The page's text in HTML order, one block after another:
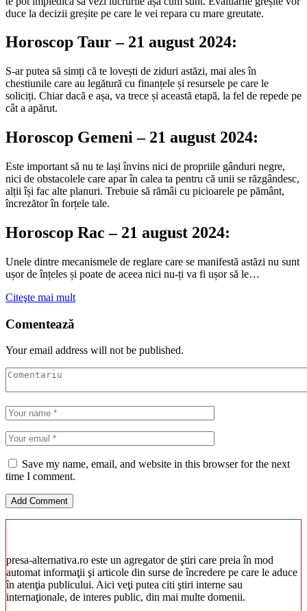
duce la decizii greșite pe care le vei repara cu mare greutate.
Horoscop Taur – 21 august 2024:
S-ar putea să simți că te lovești de ziduri astăzi, mai ales în
chestiunile care au legătură cu finanțele și resursele pe care le
soliciți. Chiar dacă e așa, va trece și această etapă, la fel de repede pe
cât a apărut.
Horoscop Gemeni – 21 august 2024:
Este important să nu te lași învins nici de propriile gânduri negre,
nici de obstacolele care apar în calea ta pentru că unii se răzgândesc,
alții își fac alte planuri. Trebuie să rămâi cu picioarele pe pământ,
încrezător în forțele tale.
Horoscop Rac – 21 august 2024:
Unele dintre mecanismele de reglare care se manifestă astăzi nu sunt
ușor de înțeles și poate de aceea nici nu-ți va fi ușor să le…
Citeşte mai mult
Comentează
Your email address will not be published.
Save my name, email, and website in this browser for the next
time I comment.
presa-alternativa.ro este un agregator de ştiri care preia în mod
automat informaţii şi articole din surse de încredere pe care le aduce
în atenţia publicului. Aici veţi putea citi ştiri interne sau
internaţionale, de interes public, din mai multe domenii.